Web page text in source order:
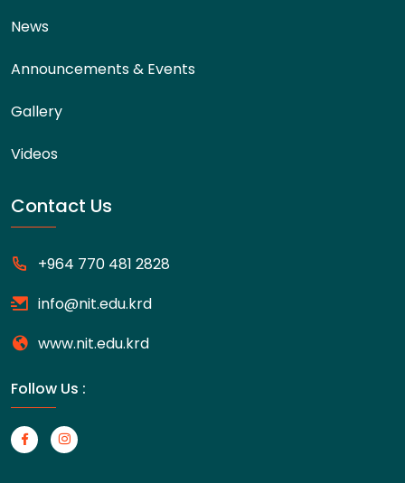
News
Announcements & Events
Gallery
Videos
Contact Us
+964 770 481 2828
info@nit.edu.krd
www.nit.edu.krd
Follow Us :